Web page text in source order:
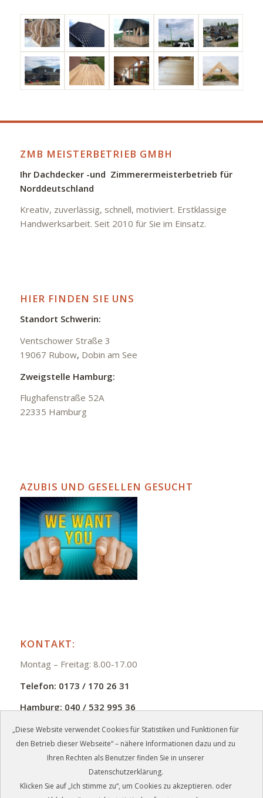
„Diese Website verwendet Cookies für Statistiken und Funktionen für
den Betrieb dieser Webseite“ – nähere Informationen dazu und zu
Ihren Rechten als Benutzer finden Sie in unserer
Datenschutzerklärung.
Klicken Sie auf „Ich stimme zu“, um Cookies zu akzeptieren. oder
ZMB MEISTERBETRIEB GMBH
Ihr Dachdecker -und Zimmerermeisterbetrieb für
Norddeutschland
Kreativ, zuverlässig, schnell, motiviert. Erstklassige
Handwerksarbeit. Seit 2010 für Sie im Einsatz.
HIER FINDEN SIE UNS
Standort Schwerin:
Ventschower Straße 3
19067 Rubow, Dobin am See
Zweigstelle Hamburg:
Flughafenstraße 52A
22335 Hamburg
AZUBIS UND GESELLEN GESUCHT
KONTAKT:
Montag – Freitag: 8.00-17.00
Telefon: 0173 / 170 26 31
Hamburg: 040 / 532 995 36
E-Mail:info@zmb-jb.de
©2026 - ZMB Meisterbetrieb GmbH, Schwerin + Hamburg